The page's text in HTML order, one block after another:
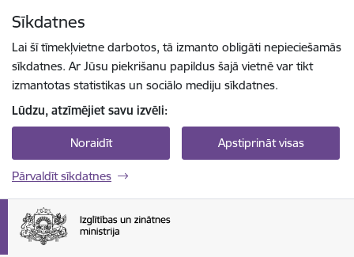
Sīkdatnes
Lai šī tīmekļvietne darbotos, tā izmanto obligāti nepieciešamās
sīkdatnes. Ar Jūsu piekrišanu papildus šajā vietnē var tikt
izmantotas statistikas un sociālo mediju sīkdatnes.
Lūdzu, atzīmējiet savu izvēli:
Noraidīt Apstiprināt visas
Pārvaldīt sīkdatnes